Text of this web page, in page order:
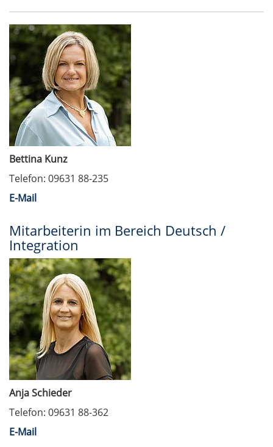
Bettina Kunz
Telefon: 09631 88-235
E-Mail
Mitarbeiterin im Bereich Deutsch /
Integration
Anja Schieder
Telefon: 09631 88-362
E-Mail